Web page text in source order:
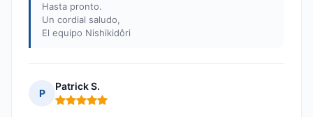
Hasta pronto.
Un cordial saludo,
El equipo Nishikidôri
P
Patrick S.
Nota: 5 de 5